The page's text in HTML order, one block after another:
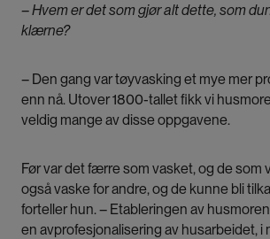
– Hvem er det som gjør alt dette, som
klærne?
– Den gang var tøyvasking et mye mer
enn nå. Utover 1800-tallet fikk vi
veldig mange av disse oppgavene.
Før var det færre som vasket, og de som
også vaske for andre, og de kunne bli
forteller hun. – Etableringen av
en avprofesjonalisering av husarbeidet, i